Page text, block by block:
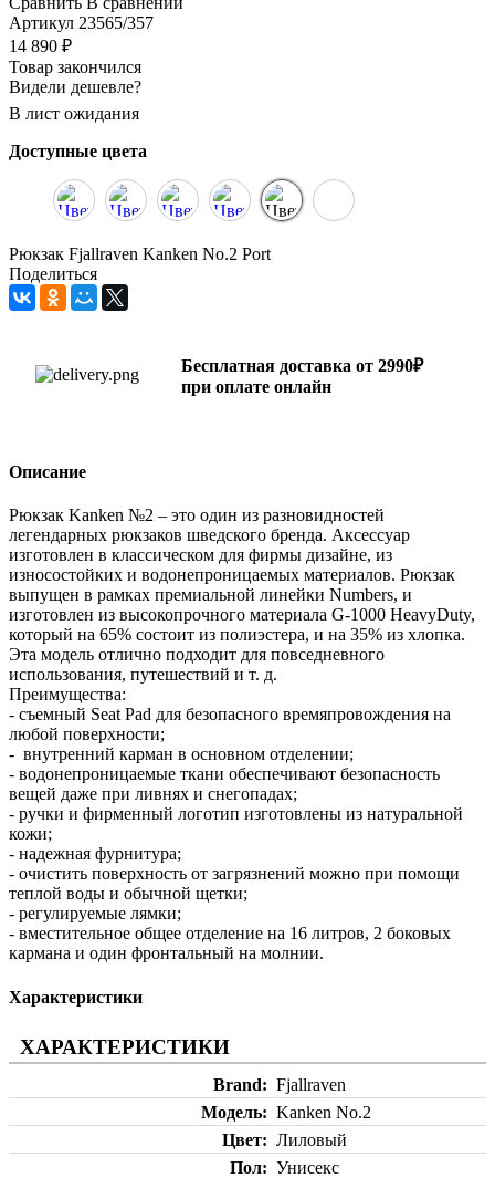
Артикул 23565/357
14 890 ₽
Товар закончился
Видели дешевле?
В лист ожидания
Доступные цвета
Рюкзак Fjallraven Kanken No.2 Port
Поделиться
Бесплатная доставка от 2990₽
при оплате онлайн
Описание
Рюкзак Kanken №2 – это один из разновидностей
легендарных рюкзаков шведского бренда. Аксессуар
изготовлен в классическом для фирмы дизайне, из
износостойких и водонепроницаемых материалов. Рюкзак
выпущен в рамках премиальной линейки Numbers, и
изготовлен из высокопрочного материала G-1000 HeavyDuty,
который на 65% состоит из полиэстера, и на 35% из хлопка.
Эта модель отлично подходит для повседневного
использования, путешествий и т. д.
Преимущества:
- съемный Seat Pad для безопасного времяпровождения на
любой поверхности;
- внутренний карман в основном отделении;
- водонепроницаемые ткани обеспечивают безопасность
вещей даже при ливнях и снегопадах;
- ручки и фирменный логотип изготовлены из натуральной
кожи;
- надежная фурнитура;
- очистить поверхность от загрязнений можно при помощи
теплой воды и обычной щетки;
- регулируемые лямки;
- вместительное общее отделение на 16 литров, 2 боковых
кармана и один фронтальный на молнии.
Характеристики
ХАРАКТЕРИСТИКИ
Brand
Fjallraven
Модель
Kanken No.2
Цвет
Лиловый
Пол
Унисекс